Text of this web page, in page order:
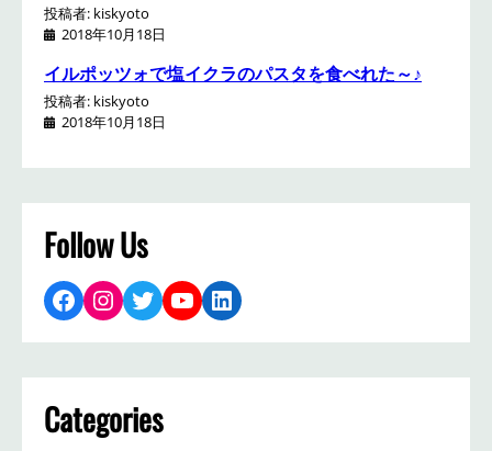
投稿者: kiskyoto
2018年10月18日
イルポッツォで塩イクラのパスタを食べれた～♪
投稿者: kiskyoto
2018年10月18日
Follow Us
Facebook Instagram Twitter YouTube LinkedIn
Categories